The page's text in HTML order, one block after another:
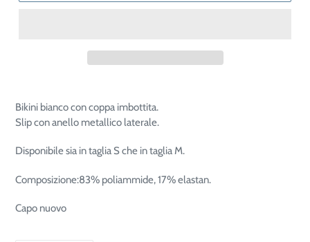
Bikini bianco con coppa imbottita.
Slip con anello metallico laterale.
Disponibile sia in taglia S che in taglia M.
Composizione:83% poliammide, 17% elastan.
Capo nuovo